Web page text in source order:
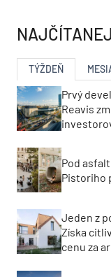
TÝŽDEŇ
Prvý
Reavis
Pod
Pistoriho
Jeden z
Získa
cenu za